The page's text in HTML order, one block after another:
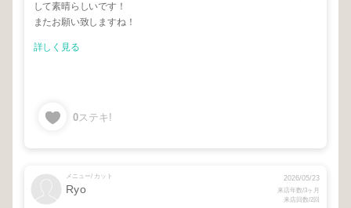
して素晴らしいです！
またお願い致しますね！
詳しく見る
0ステキ!
メニュー/ カット
Ryo
2026/05/23
来店年数/3ヶ月
来店回数/2回